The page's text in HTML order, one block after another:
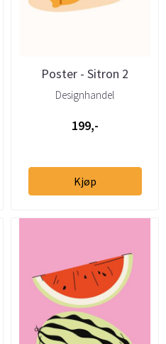
Poster - Sitron 2
Designhandel
199,-
Kjøp